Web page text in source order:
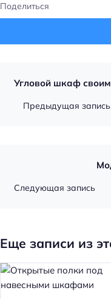
Поделиться
Угловой шкаф
Предыдущая запись
Следующая запись
Еще записи из